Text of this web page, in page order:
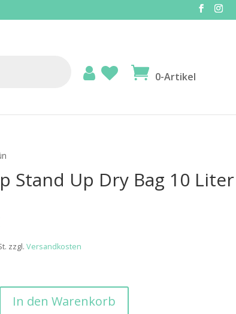
0-Artikel
Stand Up Dry Bag 10 Liter
zzgl.Versandkosten
In den Warenkorb